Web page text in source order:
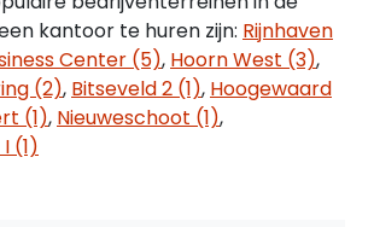
basis van de wijziging van het
de consumentenprijsindex
Alle Huishoudens (2015=100),
het centraal Bureau voor de
kantoor te huren zijn: Rijnhaven
Center (5), Hoorn West (3),
(2), Bitseveld 2 (1), Hoogewaard
(1), Nieuweschoot (1),
(1)